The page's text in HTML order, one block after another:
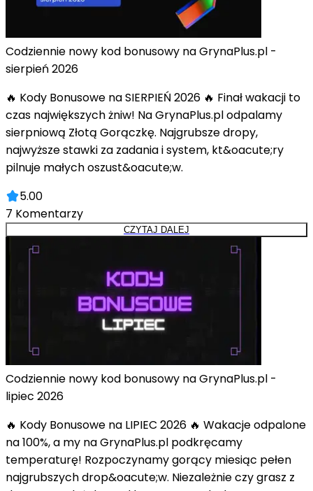
Codziennie nowy kod bonusowy na GrynaPlus.pl -
sierpień 2026
🔥 Kody Bonusowe na SIERPIEŃ 2026 🔥 Finał wakacji to
czas największych żniw! Na GrynaPlus.pl odpalamy
sierpniową Złotą Gorączkę. Najgrubsze dropy,
najwyższe stawki za zadania i system, kt&oacute;ry
pilnuje małych oszust&oacute;w.
5.00
7 Komentarzy
CZYTAJ DALEJ
Codziennie nowy kod bonusowy na GrynaPlus.pl -
lipiec 2026
🔥 Kody Bonusowe na LIPIEC 2026 🔥 Wakacje odpalone
na 100%, a my na GrynaPlus.pl podkręcamy
temperaturę! Rozpoczynamy gorący miesiąc pełen
najgrubszych drop&oacute;w. Niezależnie czy grasz z